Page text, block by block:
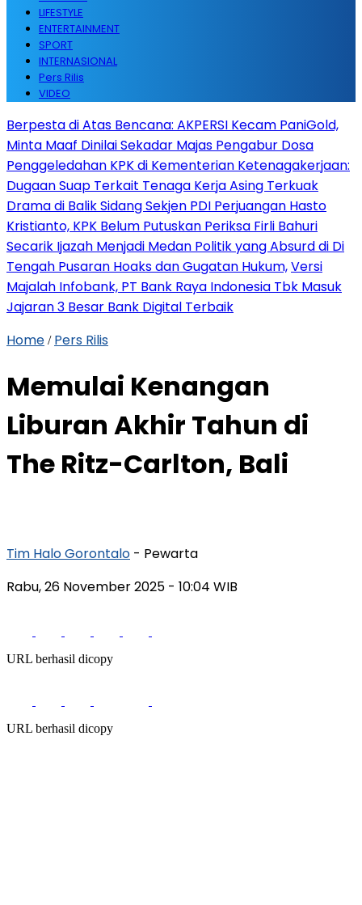
LIFESTYLE
ENTERTAINMENT
SPORT
INTERNASIONAL
Pers Rilis
VIDEO
Berpesta di Atas Bencana: AKPERSI Kecam PaniGold,
Minta Maaf Dinilai Sekadar Majas Pengabur Dosa
Penggeledahan KPK di Kementerian Ketenagakerjaan:
Dugaan Suap Terkait Tenaga Kerja Asing Terkuak
Drama di Balik Sidang Sekjen PDI Perjuangan Hasto
Kristianto, KPK Belum Putuskan Periksa Firli Bahuri
Secarik Ijazah Menjadi Medan Politik yang Absurd di Di
Tengah Pusaran Hoaks dan Gugatan Hukum,Versi
Majalah Infobank, PT Bank Raya Indonesia Tbk Masuk
Jajaran 3 Besar Bank Digital Terbaik
Home / Pers Rilis
Memulai Kenangan
Liburan Akhir Tahun di
The Ritz-Carlton, Bali
Tim Halo Gorontalo - Pewarta
Rabu, 26 November 2025 - 10:04 WIB
URL berhasil dicopy
URL berhasil dicopy